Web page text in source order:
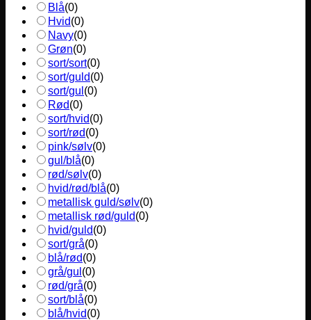
Blå(0)
Hvid(0)
Navy(0)
Grøn(0)
sort/sort(0)
sort/guld(0)
sort/gul (0)
Rød(0)
sort/hvid(0)
sort/rød(0)
pink/sølv(0)
gul/blå(0)
rød/sølv(0)
hvid/rød/blå(0)
metallisk guld/sølv(0)
metallisk rød/guld(0)
hvid/guld(0)
sort/grå(0)
blå/rød(0)
grå/gul (0)
rød/grå(0)
sort/blå(0)
blå/hvid(0)